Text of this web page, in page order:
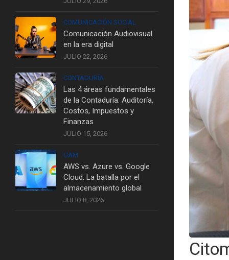
COMUNICACIÓN SOCIAL
Comunicación Audiovisual
en la era digital
JULIO 22, 2026
CONTADURÍA
Las 4 áreas fundamentales
de la Contaduría: Auditoría,
Costos, Impuestos y
Finanzas
JULIO 15, 2026
UAM
AWS vs. Azure vs. Google
Cloud: La batalla por el
almacenamiento global
JULIO 8, 2026